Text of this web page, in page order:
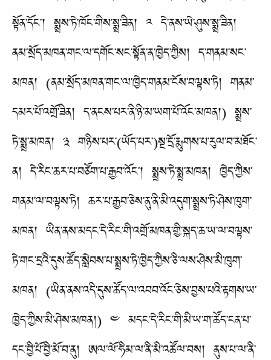
སྟོན་དོང་། སྨྲས་ཏེ་ཁོང་གིས་སྨྲ་ཟིན། ༢ དེ་ནས་ཡེ་ཤུས་སྨྲ་ཟིན།
ནམ་སྲོད་མཁན་གང་ལ་དགོང་སང་སྟོན་ན་ཁྱེད་ཀྱིས། ད་གནམ་སང་
མཁན། (ནམ་སྲོད་མཁན་གང་ལ་ཁྱེད་གནམ་ངོས་བལྟས་ཏེ། གནམ་
དམར་པོ་འགྲོ་ཟིན། ད་ནངས་པར་ནི་ཉི་མ་ཡག་པོ་འོང་མཁན།) སྨྲས་
ཏེ་སྨྲ་མཁན། ༣ གཉིས་པར་(ཡོད་པར་)སྔ་དྲོ་རྨུགས་པ་རུལ་བ་མཐོང་
ན། དེ་རིང་ཆར་པ་བཙོག་པ་རྒྱབ་འོང་། སྨྲས་ཏེ་སྨྲ་མཁན། ཁྱེད་ཀྱིས་
གནམ་ལ་བལྟས་ཏེ། ཆར་པ་རྒྱབ་ཅེས་ནུ་ནི་མི་འདུག་སྨྲས་ཏེ་ཤེས་ཁུག་
མཁན། ཡིན་ནས་མདང་དེ་རིང་གི་འགྲོ་མཁན་གྱི་སྐད་ཆ་ཡ་ལ་བལྟས་
ཏེ་གང་དྲའི་དུས་ཚོད་སླེབས་པ་སྨྲས་ཏེ་ཁྱེད་ཀྱིས་ཅི་ལས་ཤེས་མི་ཁུག་
མཁན། (ཡིན་ནས་འདི་དུས་ཚོད་ལ་འབབ་འོང་ཅེས་བྱས་པའི་རྟགས་ཡ་
ཁྱེད་ཀྱིས་མི་ཤེས་མཁན།) ༤ མདང་དེ་རིང་གི་མི་ཡ་ག་ཚོད་ངན་པ་
དང་བྱི་པོ་བྱི་མོ་བ་ནུ། ཨལ་ལོ་ཧིམ་ལ་ནི་མི་འཚོལ་བས། ནུས་པ་ལ་ནི་